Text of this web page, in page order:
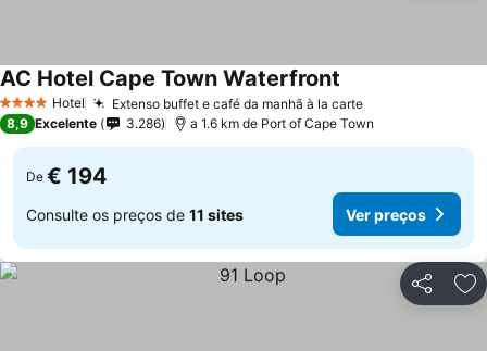
4 EstrelasHotel Extenso buffet e café da manhã à la carte
AC Hotel Cape Town Waterfront
8,9 Excelente 3.286 a 1.6 km de Port of Cape Town
De € 194
Consulte os preços de 11 sites Ver preços
Partilhar